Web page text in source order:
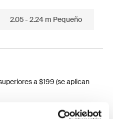
2.05 - 2.24 m Pequeño
a $199 (se aplican
excepciones)